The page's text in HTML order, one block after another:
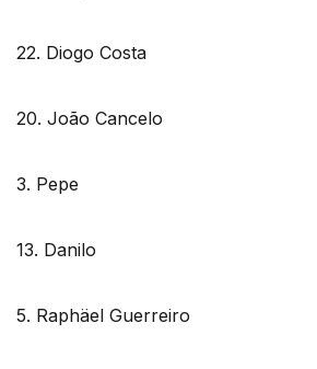
22. Diogo Costa
20. João Cancelo
3. Pepe
13. Danilo
5. Raphäel Guerreiro